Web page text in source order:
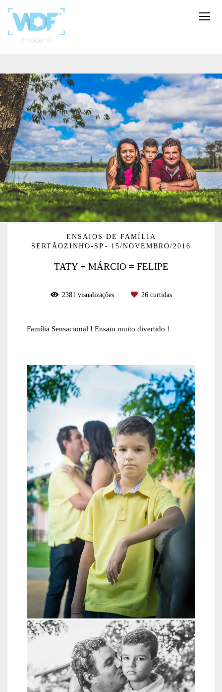
ENSAIOS DE FAMÍLIA
SERTÃOZINHO-SP
15/NOVEMBRO/2016
TATY + MÁRCIO = FELIPE
2381 visualizações 26curtidas
Família Sensacional ! Ensaio muito divertido !